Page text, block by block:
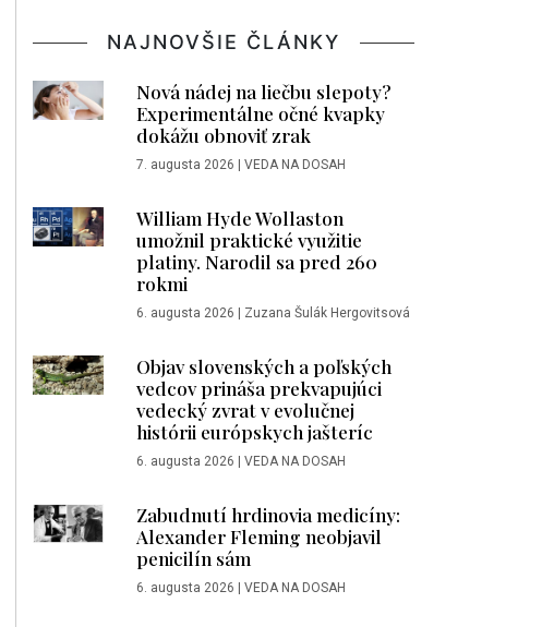
NAJNOVŠIE ČLÁNKY
Nová nádej na liečbu slepoty?
Experimentálne očné kvapky
dokážu obnoviť zrak
7. augusta 2026 | VEDA NA DOSAH
William Hyde Wollaston
umožnil praktické využitie
platiny. Narodil sa pred 260
rokmi
6. augusta 2026 | Zuzana Šulák Hergovitsová
Objav slovenských a poľských
vedcov prináša prekvapujúci
vedecký zvrat v evolučnej
histórii európskych jašteríc
6. augusta 2026 | VEDA NA DOSAH
Zabudnutí hrdinovia medicíny:
Alexander Fleming neobjavil
penicilín sám
6. augusta 2026 | VEDA NA DOSAH